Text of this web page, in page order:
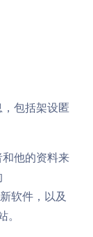
包括架设匿
他的资料来
软件，以及